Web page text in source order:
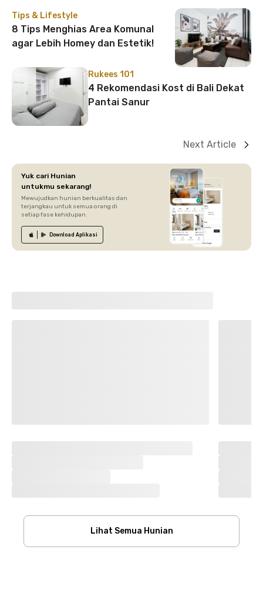
Tips & Lifestyle
8 Tips Menghias Area Komunal
agar Lebih Homey dan Estetik!
Rukees 101
4 Rekomendasi Kost di Bali Dekat
Pantai Sanur
Next Article
Yuk cari Hunian
untukmu sekarang!
Mewujudkan hunian berkualitas dan
terjangkau untuk semua orang di
setiap fase kehidupan.
Download Aplikasi
Lihat Semua Hunian